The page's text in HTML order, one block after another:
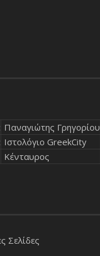
Παναγιώτης Γρηγορίου
Ιστολόγιο GreekCity
Κένταυρος
Σελίδες